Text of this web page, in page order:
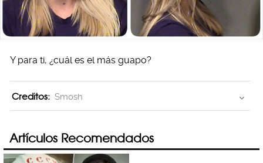
Y para ti, ¿cuál es el más guapo?
Creditos: Smosh
Artículos Recomendados